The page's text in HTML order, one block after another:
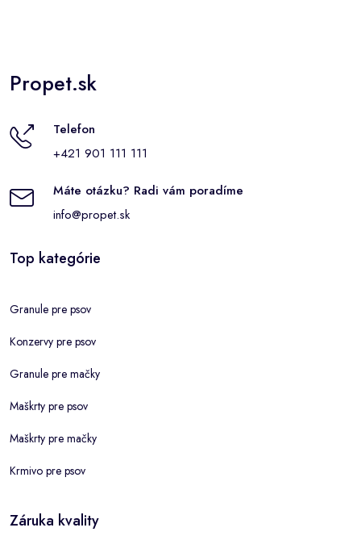
Propet.sk
Telefon
+421 901 111 111
Máte otázku? Radi vám poradíme
info@propet.sk
Top kategórie
Granule pre psov
Konzervy pre psov
Granule pre mačky
Maškrty pre psov
Maškrty pre mačky
Krmivo pre psov
Záruka kvality